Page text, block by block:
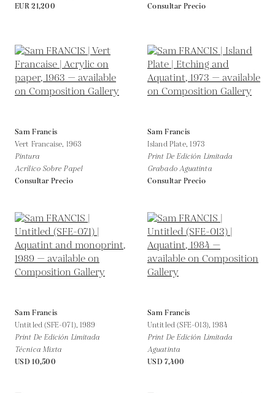
EUR 21,200
Consultar Precio
Sam Francis
Vert Francaise, 1963
Pintura
Acrílico Sobre Papel
Consultar Precio
Sam Francis
Island Plate,1973
Print De Edición Limitada
Grabado Aguatinta
Consultar Precio
Sam Francis
Untitled (SFE-071), 1989
Print De Edición Limitada
Técnica Mixta
USD 10,500
Sam Francis
Untitled (SFE-013), 1984
Print De Edición Limitada
Aguatinta
USD 7,400